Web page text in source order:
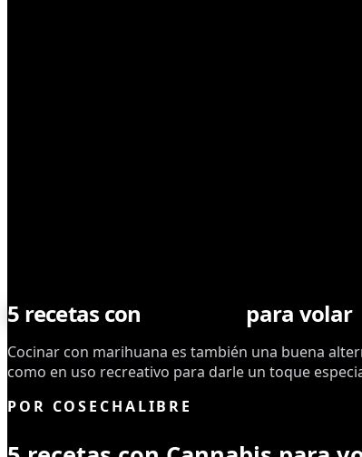
5 recetas con para volar
Cocinar con marihuana es también una buena
como en uso recreativo para darle un toque
POR COSECHALIBRE